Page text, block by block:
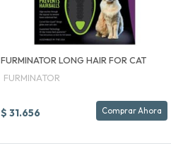
FURMINATOR LONG HAIR FOR CAT
FURMINATOR
$ 31.656 Comprar Ahora